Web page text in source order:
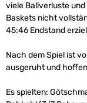
viele Ballverluste
Baskets nicht
45:46 Endstand
Nach dem Spiel ist
ausgeruht und
Es spielten: